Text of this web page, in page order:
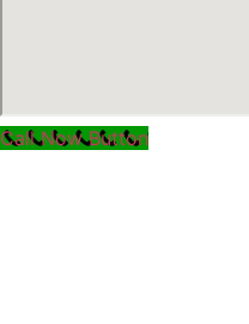
Call Now Button